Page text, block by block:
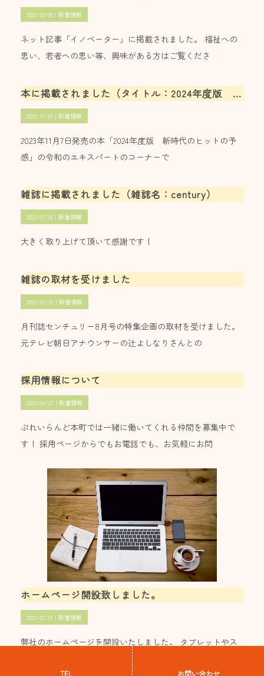
2023/12/08｜ 新着情報
ネット記事「イノベーター」に掲載されました。 福祉への
思い、若者への思い等、興味がある方はご覧くださ
本に掲載されました（タイトル：2024年度版 新時代のヒットの予感）
2023/11/07｜ 新着情報
2023年11月7日発売の本「2024年度版 新時代のヒットの予
感」の令和のエキスパートのコーナーで
雑誌に掲載されました（雑誌名：century）
2023/07/28｜ 新着情報
大きく取り上げて頂いて感謝です！
雑誌の取材を受けました
2023/05/31｜ 新着情報
月刊誌センチュリー8月号の特集企画の取材を受けました。
元テレビ朝日アナウンサーの辻よしなりさんとの
採用情報について
2023/04/27｜ 新着情報
ぷれいらんど本町では一緒に働いてくれる仲間を募集中で
す！ 採用ページからでもお電話でも、お気軽にお問
ホームページ開設致しました。
2023/02/21｜ 新着情報
弊社のホームページを開設いたしました。 タブレットやス
マートフォンにも対応したレスポンシブwebデザ
TEL お問い合わせ